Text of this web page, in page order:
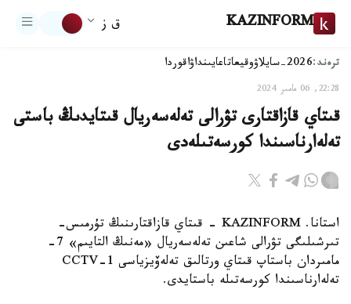
KAZINFORM ق ز
ترەند:2026-سايلاۋ وقيعاتاعايىنداۋاقوردا
22:28, 06 مامىر 2024
قىتاي قازاقتارى تۋرالى تەلەسەريال قىتايدىڭ باستى
تەلەارناسىندا كورسەتىلەدى
استانا. KAZINFORM - قىتاي قازاقتارىنىڭ تۇرمىس-
تىرشىلىگى تۋرالى شاعىن تەلەسەريال «مەنىڭ التايىم» 7-
مامىردان باستاپ قىتاي ورتالىق تەلەۆيزياسى CCTV-1
تەلەارناسىندا كورسەتىلە باستايدى.